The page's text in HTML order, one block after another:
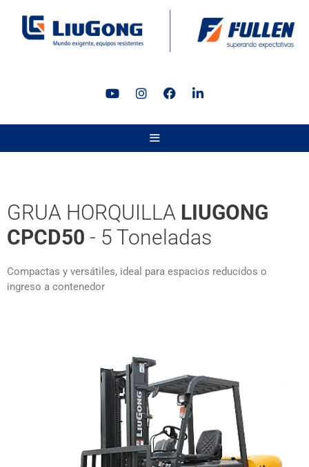
GRUA HORQUILLA LIUGONG
CPCD50 - 5 Toneladas
Compactas y versátiles, ideal para espacios reducidos o
ingreso a contenedor